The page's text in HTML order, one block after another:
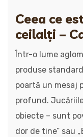
Ceea ce
ceilalți –
Într-o lume
produse
poartă un mesaj
profund.
obiecte – sunt
dor de tine” sau